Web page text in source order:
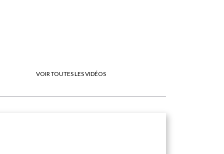
VOIR TOUTES LES VIDÉOS